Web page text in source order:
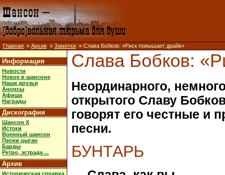
Главная » Архив » Заметки » Слава Бобков: «Риск повышает драйв»
Информация
Новости
Новое в шансоне
Наши друзья
Анонсы
Афиша
Награды
Дискография
Шансон X
Истоки
Военный шансон
Песни цыган
Барды
Ретро, эстрада ...
Архив
Историческая справка
Слава Бобков:
Неординарного,
открытого Славу
говорят его честные и
песни.
БУНТАРЬ